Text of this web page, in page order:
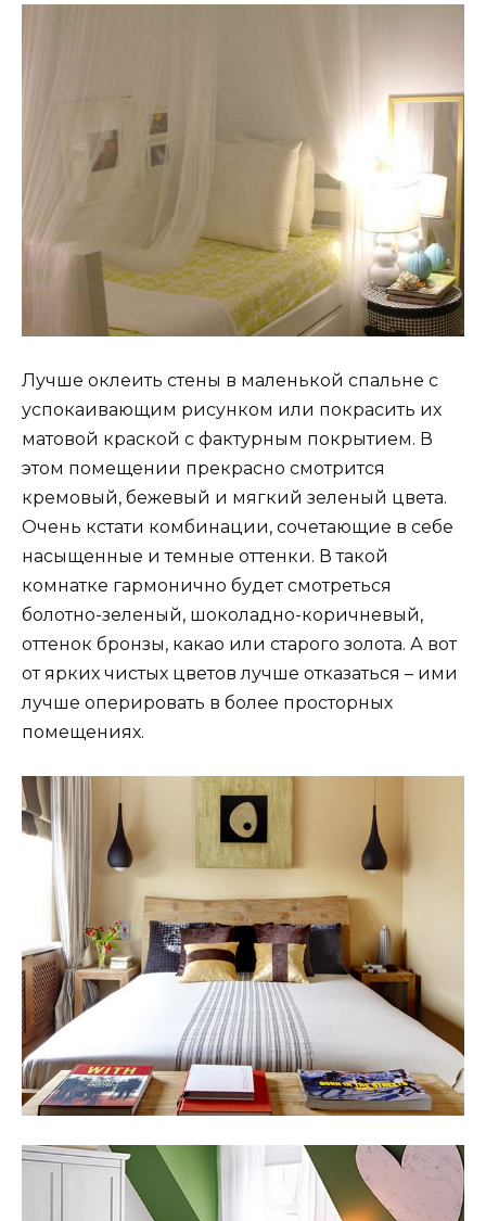
Лучше оклеить стены в маленькой спальне с
успокаивающим рисунком или покрасить их
матовой краской с фактурным покрытием. В
этом помещении прекрасно смотрится
кремовый, бежевый и мягкий зеленый цвета.
Очень кстати комбинации, сочетающие в себе
насыщенные и темные оттенки. В такой
комнатке гармонично будет смотреться
болотно-зеленый, шоколадно-коричневый,
оттенок бронзы, какао или старого золота. А вот
от ярких чистых цветов лучше отказаться – ими
лучше оперировать в более просторных
помещениях.